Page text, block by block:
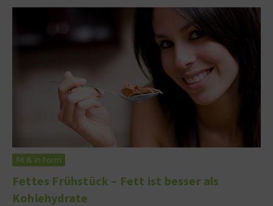
Fit & in Form
Fettes Frühstück – Fett ist besser als
Kohlehydrate